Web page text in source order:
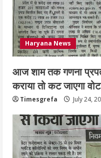
Haryana News
आज शाम तक गणना
कराया तो कट जाएगा वोट
Timesgrefa July 24,